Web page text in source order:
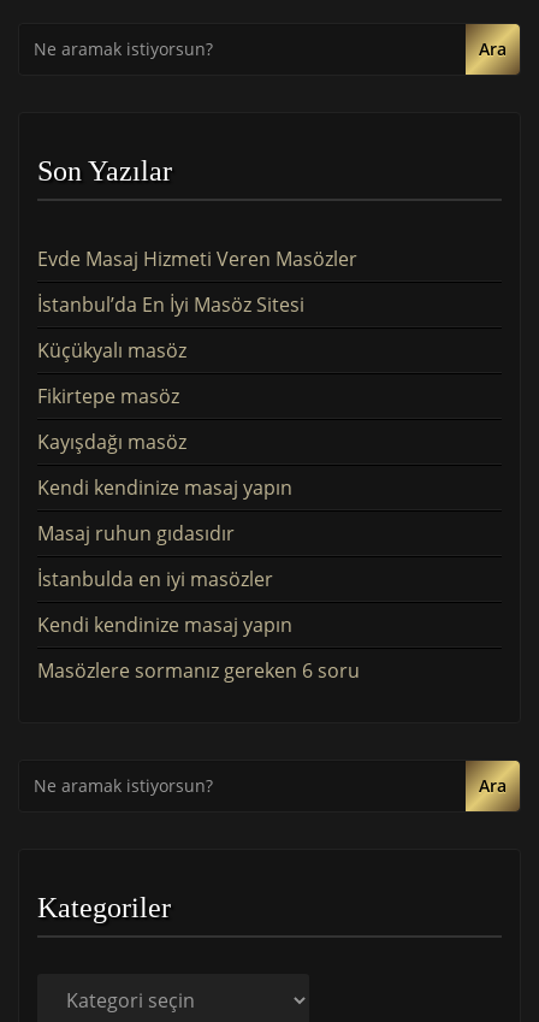
Ara
Son Yazılar
Evde Masaj Hizmeti Veren Masözler
İstanbul’da En İyi Masöz Sitesi
Küçükyalı masöz
Fikirtepe masöz
Kayışdağı masöz
Kendi kendinize masaj yapın
Masaj ruhun gıdasıdır
İstanbulda en iyi masözler
Kendi kendinize masaj yapın
Masözlere sormanız gereken 6 soru
Ara
Kategoriler